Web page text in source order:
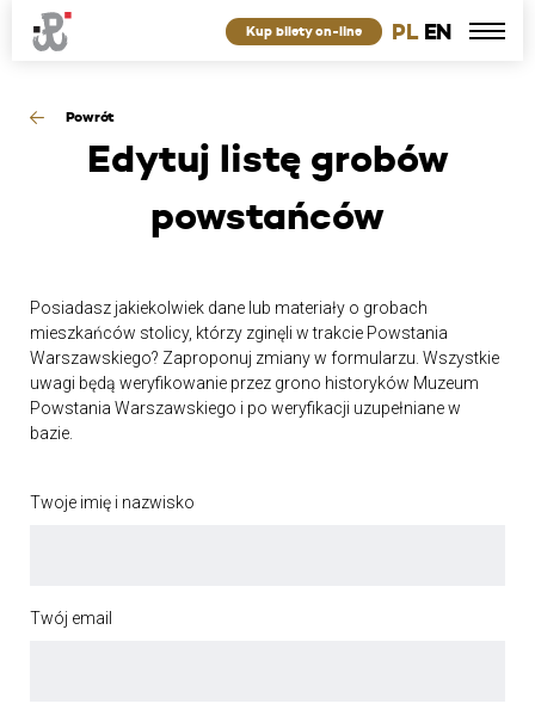
PL EN
Kup bilety on-line
Powrót
Edytuj listę grobów
powstańców
Posiadasz jakiekolwiek dane lub materiały o grobach
mieszkańców stolicy, którzy zginęli w trakcie Powstania
Warszawskiego? Zaproponuj zmiany w formularzu. Wszystkie
uwagi będą weryfikowanie przez grono historyków Muzeum
Powstania Warszawskiego i po weryfikacji uzupełniane w
bazie.
Twoje imię i nazwisko
Twój email